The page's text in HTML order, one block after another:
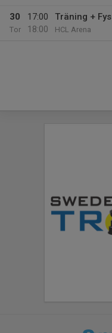
30
Tor
17:00
18:00
Träning + Fys
HCL Arena